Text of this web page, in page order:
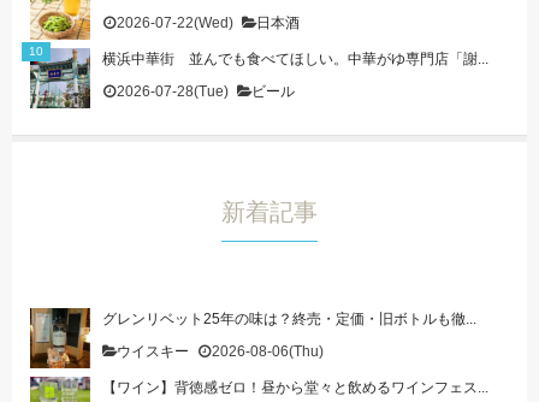
2026-07-22(Wed) 日本酒
横浜中華街 並んでも食べてほしい。中華がゆ専門店「謝...
2026-07-28(Tue)
ビール
新着記事
グレンリベット25年の味は？終売・定価・旧ボトルも徹...
ウイスキー
2026-08-06(Thu)
【ワイン】背徳感ゼロ！昼から堂々と飲めるワインフェス...